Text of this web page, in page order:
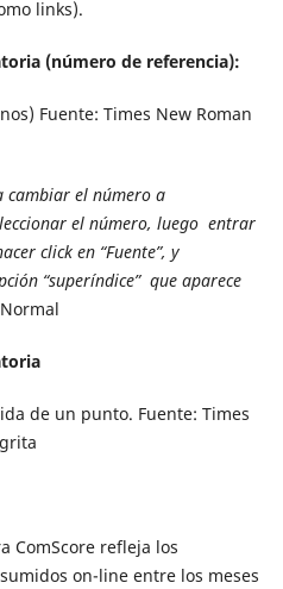
links).
(número de referencia):
Fuente: Times New Roman
cambiar el número a
el número, luego entrar
click en “Fuente”, y
“superíndice” que aparece
de un punto. Fuente: Times
ComScore refleja los
on-line entre los meses